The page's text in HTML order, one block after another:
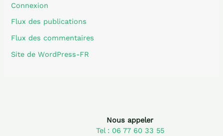
Connexion
Flux des publications
Flux des commentaires
Site de WordPress-FR
Nous appeler
Tel : 06 77 60 33 55